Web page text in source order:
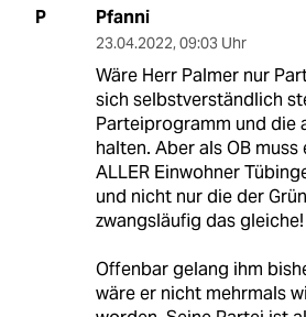
P Pfanni
23.04.2022, 09:03 Uhr
Wäre Herr Palmer nur
sich selbstverständlich
Parteiprogramm und die
halten. Aber als OB
ALLER Einwohner
und nicht nur die der
zwangsläufig das gleiche!
Offenbar gelang ihm
wäre er nicht mehrmals